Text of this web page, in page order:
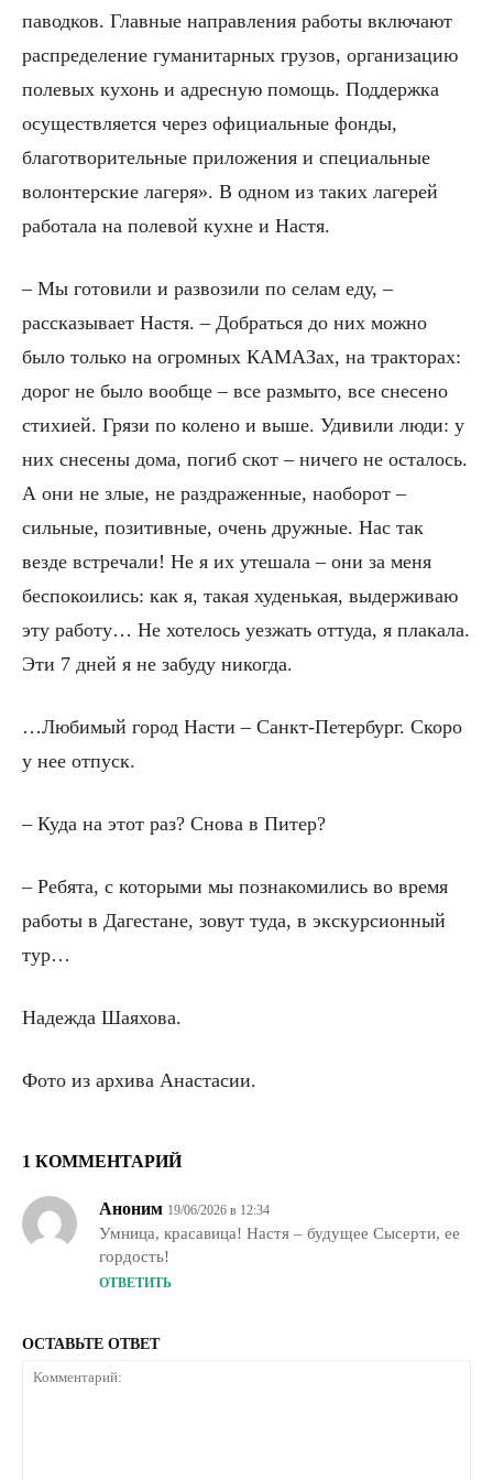
паводков. Главные направления работы включают
распределение гуманитарных грузов, организацию
полевых кухонь и адресную помощь. Поддержка
осуществляется через официальные фонды,
благотворительные приложения и специальные
волонтерские лагеря». В одном из таких лагерей
работала на полевой кухне и Настя.
– Мы готовили и развозили по селам еду, –
рассказывает Настя. – Добраться до них можно
было только на огромных КАМАЗах, на тракторах:
дорог не было вообще – все размыто, все снесено
стихией. Грязи по колено и выше. Удивили люди: у
них снесены дома, погиб скот – ничего не осталось.
А они не злые, не раздраженные, наоборот –
сильные, позитивные, очень дружные. Нас так
везде встречали! Не я их утешала – они за меня
беспокоились: как я, такая худенькая, выдерживаю
эту работу… Не хотелось уезжать оттуда, я плакала.
Эти 7 дней я не забуду никогда.
…Любимый город Насти – Санкт-Петербург. Скоро
у нее отпуск.
– Куда на этот раз? Снова в Питер?
– Ребята, с которыми мы познакомились во время
работы в Дагестане, зовут туда, в экскурсионный
тур…
Надежда Шаяхова.
Фото из архива Анастасии.
1 КОММЕНТАРИЙ
Аноним 19/06/2026 в 12:34
Умница, красавица! Настя – будущее Сысерти, ее
гордость!
ОТВЕТИТЬ
ОСТАВЬТЕ ОТВЕТ